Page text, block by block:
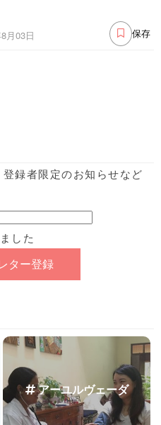
月03日 保存
録者限定のお知らせなど
した
アーユルヴェーダ